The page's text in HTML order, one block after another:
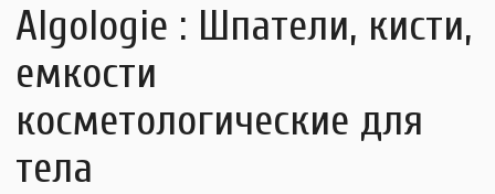
Algologie : Шпатели, кисти,
емкости
косметологические для
тела